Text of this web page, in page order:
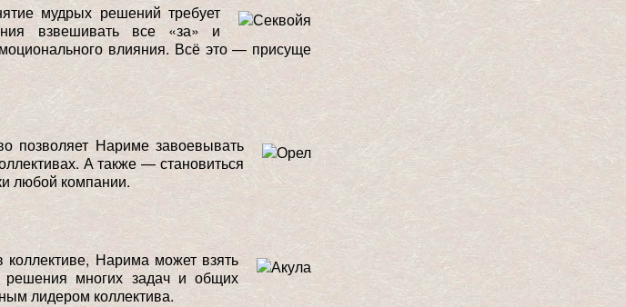
мудрых решений требует
взвешивать все «за» и
влияния. Всё это — присуще
позволяет Нариме завоевывать
А также — становиться
любой компании.
Нарима может взять
решения многих задач и общих
лидером коллектива.